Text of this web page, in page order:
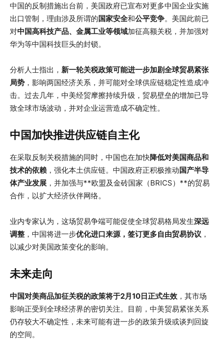
中国的反制措施出台前，美国政府已宣布对更多中国企业实施
出口管制，理由涉及所谓的国家安全和公平竞争。美国此前已
对中国高科技产品、金属工业等领域加征高额关税，并加强对
华为等中国科技巨头的封锁。
分析人士指出， 新一轮关税政策可能进一步加剧全球贸易紧张
局势 ，影响两国经济关系，并可能对全球供应链稳定性造成冲
击。过去几年，中美经贸摩擦持续升级，贸易壁垒的增加已导
致全球市场波动，并对企业运营造成不确定性。
中国加快推进供应链自主化
在采取反制关税措施的同时，中国也在加快降低对美国商品和
技术的依赖 ，强化本土供应链。中国政府正积极推动国产半导
体产业发展 ，并加强与**欧盟及金砖国家（BRICS）**的贸易
合作，以扩大经济伙伴网络。
业内专家认为，这场贸易争端可能促使全球贸易格局发生深远
调整 ，中国将进一步优化进口来源，签订更多自由贸易协议 ，
以减少对美国政策变化的影响。
未来走向
中国对美商品加征关税的政策将于2月10日正式生效 ，其市场
影响正受到全球经济界的密切关注。目前，中美贸易紧张关系
仍存较大不确定性，未来可能有进一步的政策升级或谈判回旋
的空间。